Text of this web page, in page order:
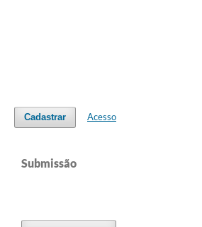
Cadastrar Acesso
Submissão